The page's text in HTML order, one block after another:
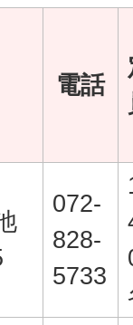
電話
072-
828-
5733